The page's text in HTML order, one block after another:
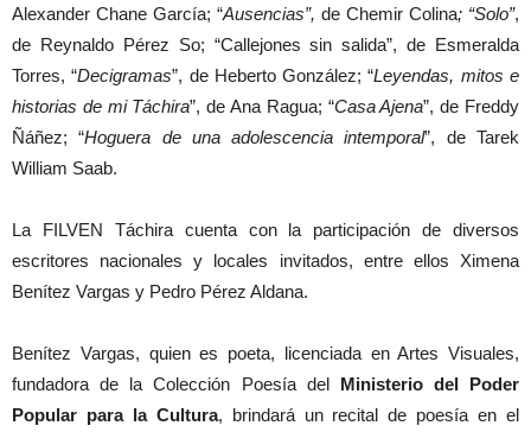
Alexander Chane García; “Ausencias”, de Chemir Colina; “Solo”,
de Reynaldo Pérez So; “Callejones sin salida”, de Esmeralda
Torres, “Decigramas”, de Heberto González; “Leyendas, mitos e
historias de mi Táchira”, de Ana Ragua; “Casa Ajena”, de Freddy
Ñáñez; “Hoguera de una adolescencia intemporal”, de Tarek
William Saab.
La FILVEN Táchira cuenta con la participación de diversos
escritores nacionales y locales invitados, entre ellos Ximena
Benítez Vargas y Pedro Pérez Aldana.
Benítez Vargas, quien es poeta, licenciada en Artes Visuales,
fundadora de la Colección Poesía del Ministerio del Poder
Popular para la Cultura, brindará un recital de poesía en el